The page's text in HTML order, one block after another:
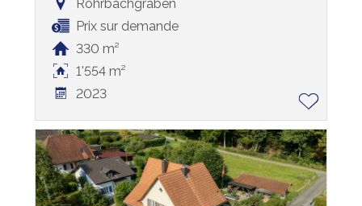
Rohrbachgraben
Prix sur demande
330 m²
1'554 m²
2023